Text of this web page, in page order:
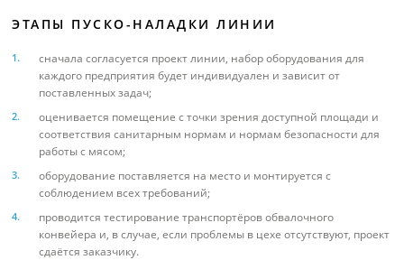
ЭТАПЫ ПУСКО-НАЛАДКИ ЛИНИИ
сначала согласуется проект линии, набор оборудования для
каждого предприятия будет индивидуален и зависит от
поставленных задач;
оценивается помещение с точки зрения доступной площади и
соответствия санитарным нормам и нормам безопасности для
работы с мясом;
оборудование поставляется на место и монтируется с
соблюдением всех требований;
проводится тестирование транспортёров обвалочного
конвейера и, в случае, если проблемы в цехе отсутствуют, проект
сдаётся заказчику.